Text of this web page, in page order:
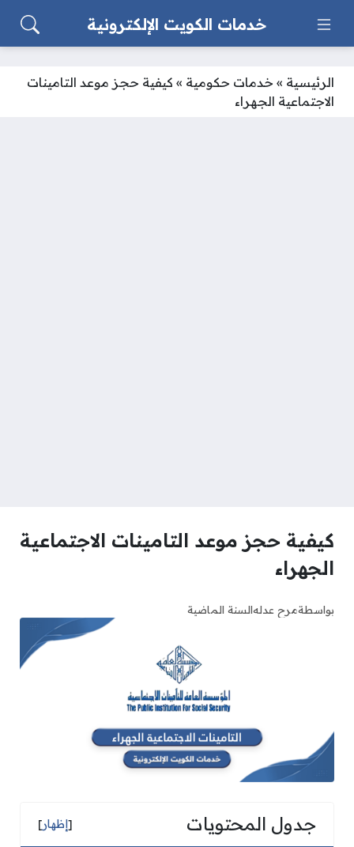
خدمات الكويت الإلكترونية
الرئيسية » خدمات حكومية » كيفية حجز موعد التامينات
الاجتماعية الجهراء
كيفية حجز موعد التامينات الاجتماعية
الجهراء
بواسطةمرح عدلهالسنة الماضية
جدول المحتويات [إظهار]